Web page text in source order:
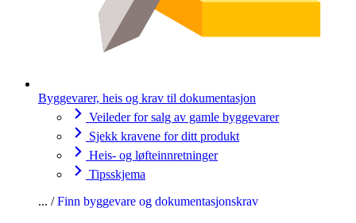
Byggevarer, heis og krav til dokumentasjon
Veileder for salg av gamle byggevarer
Sjekk kravene for ditt produkt
Heis- og løfteinnretninger
Tipsskjema
Finn byggevare og dokumentasjonskrav